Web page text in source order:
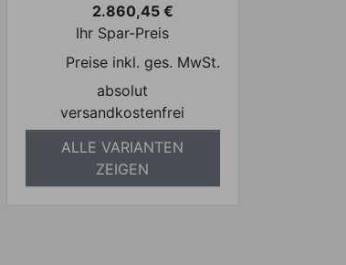
Preis
2.860,45 €
Ihr Spar-Preis
Preise inkl. ges. MwSt.
absolut
versandkostenfrei
ALLE VARIANTEN
ZEIGEN